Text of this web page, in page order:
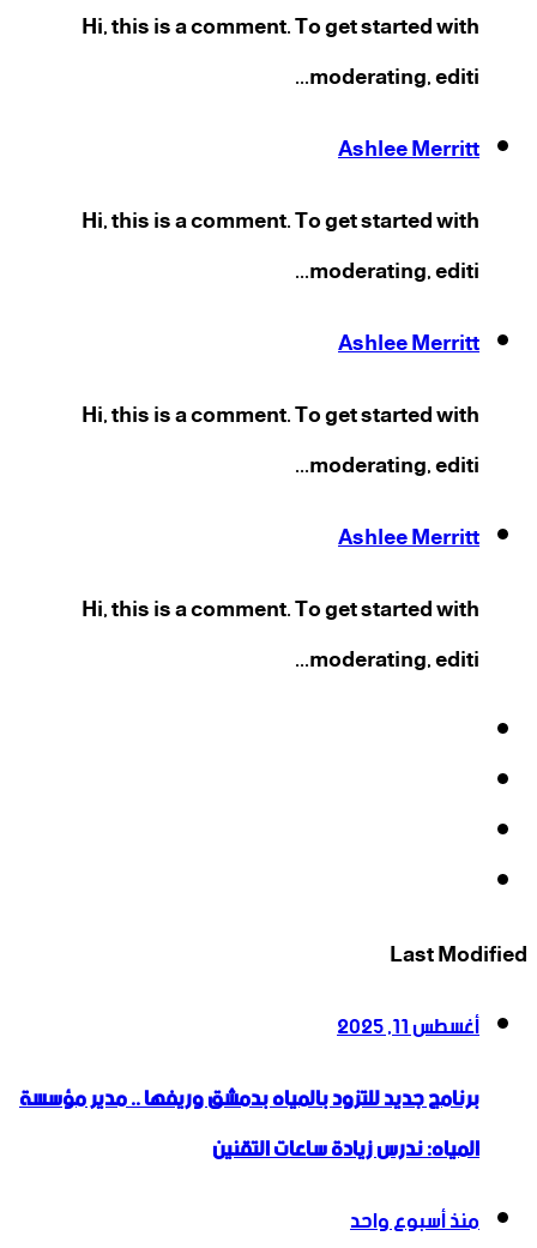
Hi, this is a comment. To get started with
moderating, editi...
Ashlee Merritt
Hi, this is a comment. To get started with
moderating, editi...
Ashlee Merritt
Hi, this is a comment. To get started with
moderating, editi...
Ashlee Merritt
Hi, this is a comment. To get started with
moderating, editi...
Last Modified
أغسطس 11, 2025
برنامج جديد للتزود بالمياه بدمشق وريفها .. مدير مؤسسة
المياه: ندرس زيادة ساعات التقنين
منذ أسبوع واحد